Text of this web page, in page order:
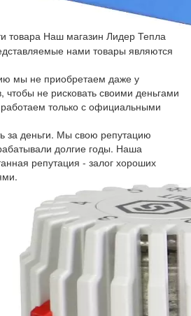
товара Наш магазин Лидер Тепла
нами товары являются
мы не приобретаем даже у
чтобы не рисковать своими деньгами
только с официальными
за деньги. Мы свою репутацию
долгие годы. Наша
репутация - залог хороших